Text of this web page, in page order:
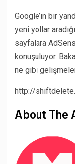
Google’ın bir
yeni yollar
sayfalara
konuşuluyor.
ne gibi
http://
About The